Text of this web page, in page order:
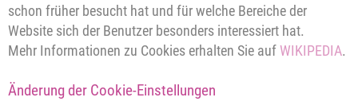
schon früher besucht hat und für welche Bereiche der
Website sich der Benutzer besonders interessiert hat.
Mehr Informationen zu Cookies erhalten Sie aufWIKIPEDIA.
Änderung der Cookie-Einstellungen